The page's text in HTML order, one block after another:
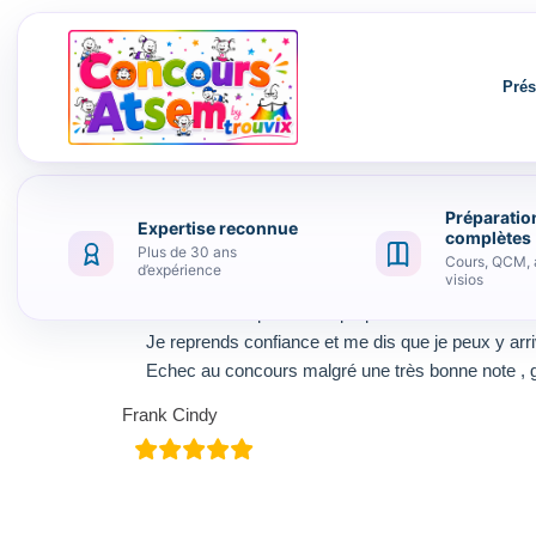
Expertise reconnue
Plus de 30 ans
d’expérience
complètes
Cours, QCM,
visios
Je reprends confiance et me dis que je peux y
Echec au concours malgré une très bonne note ,
Frank Cindy